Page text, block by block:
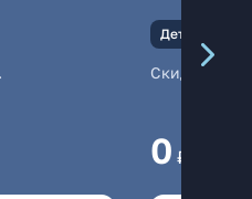
Детали
Скидка
0 ₽/мес